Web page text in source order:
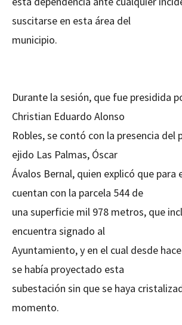
suscitarse en esta área del
municipio.
Durante la sesión, que fue presidida
Christian Eduardo Alonso
Robles, se contó con la presencia del
ejido Las Palmas, Óscar
Ávalos Bernal, quien explicó que para
cuentan con la parcela 544 de
una superficie mil 978 metros, que
encuentra signado al
Ayuntamiento, y en el cual desde
se había proyectado esta
subestación sin que se haya
momento.